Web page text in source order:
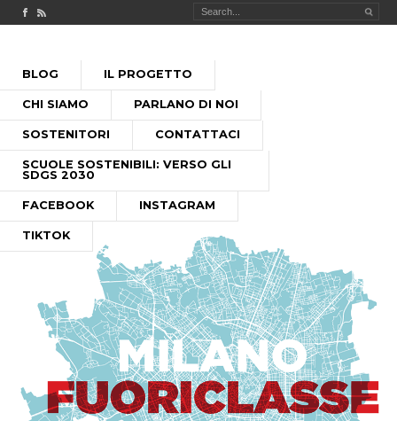
Check out our Facebook page
MILANO FUORICLASSE RSS feed
MENU PRINCIPALE
PASSA
CONTENUTO
BLOG IL PROGETTO
CHI SIAMO PARLANO DI NOI
SOSTENITORI CONTATTACI
SCUOLE SOSTENIBILI: VERSO GLI
SDGS 2030
FACEBOOK INSTAGRAM
TIKTOK